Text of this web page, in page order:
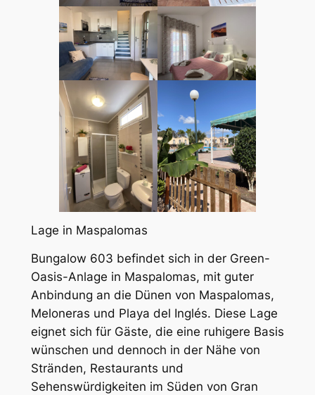
Lage in Maspalomas
Bungalow 603 befindet sich in der Green-
Oasis-Anlage in Maspalomas, mit guter
Anbindung an die Dünen von Maspalomas,
Meloneras und Playa del Inglés. Diese Lage
eignet sich für Gäste, die eine ruhigere Basis
wünschen und dennoch in der Nähe von
Stränden, Restaurants und
Sehenswürdigkeiten im Süden von Gran